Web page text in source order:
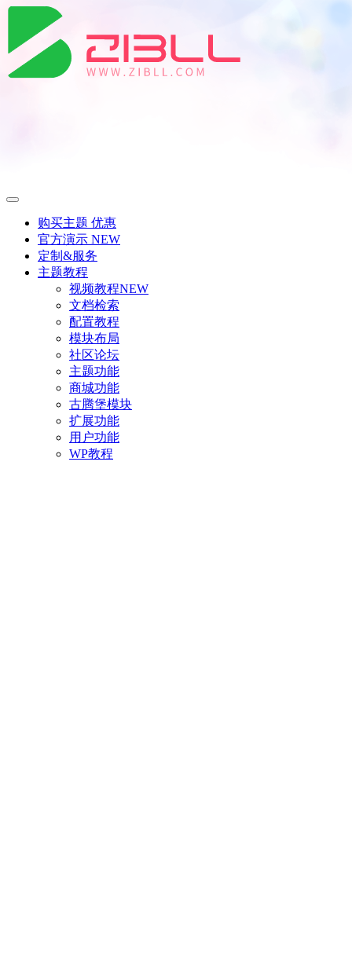
购买主题 优惠
官方演示 NEW
定制&服务
主题教程
视频教程NEW
文档检索
配置教程
模块布局
社区论坛
主题功能
商城功能
古腾堡模块
扩展功能
用户功能
WP教程